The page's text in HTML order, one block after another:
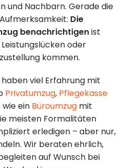
und Nachbarn. Gerade die
Die
benachrichtigenist
oder
kommen.
haben viel Erfahrung mit
Privatumzug, Pflegekasse
ein Büroumzug mit
meisten Formalitäten
erledigen – aber nur,
Wir beraten ehrlich,
auf Wunsch bei